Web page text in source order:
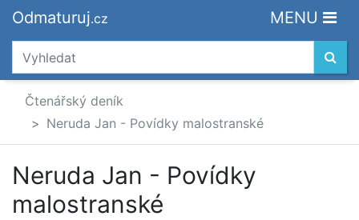
Odmaturuj.cz MENU
Čtenářský deník
Neruda Jan - Povídky malostranské
Neruda Jan - Povídky
malostranské